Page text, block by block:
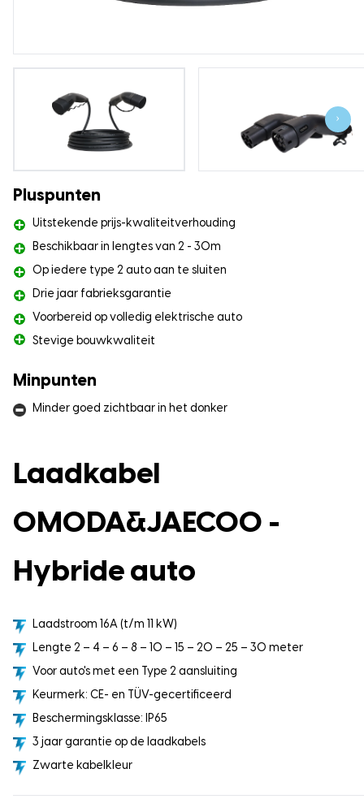
›
Pluspunten
Uitstekende prijs-kwaliteitverhouding
Beschikbaar in lengtes van 2 - 30m
Op iedere type 2 auto aan te sluiten
Drie jaar fabrieksgarantie
Voorbereid op volledig elektrische auto
Stevige bouwkwaliteit
Minpunten
Minder goed zichtbaar in het donker
Laadkabel
OMODA&JAECOO -
Hybride auto
Laadstroom 16A (t/m 11 kW)
Lengte 2 – 4 – 6 – 8 – 10 – 15 – 20 – 25 – 30 meter
Voor auto's met een Type 2 aansluiting
Keurmerk: CE- en TÜV-gecertificeerd
Beschermingsklasse: IP65
3 jaar garantie op de laadkabels
Zwarte kabelkleur